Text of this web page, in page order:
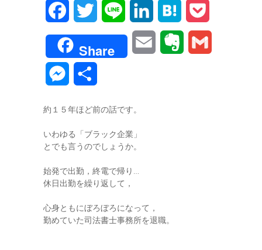
a
c
e
b
o
k
w
i
t
r
i
n
i
n
a
t
o
c
Share
s
e
n
g
約１５年ほど前の話です。
いわゆる「ブラック企業」
とでも言うのでしょうか。
始発で出勤，終電で帰り…
休日出勤を繰り返して，
心身ともにぼろぼろになって，
勤めていた司法書士事務所を退職。